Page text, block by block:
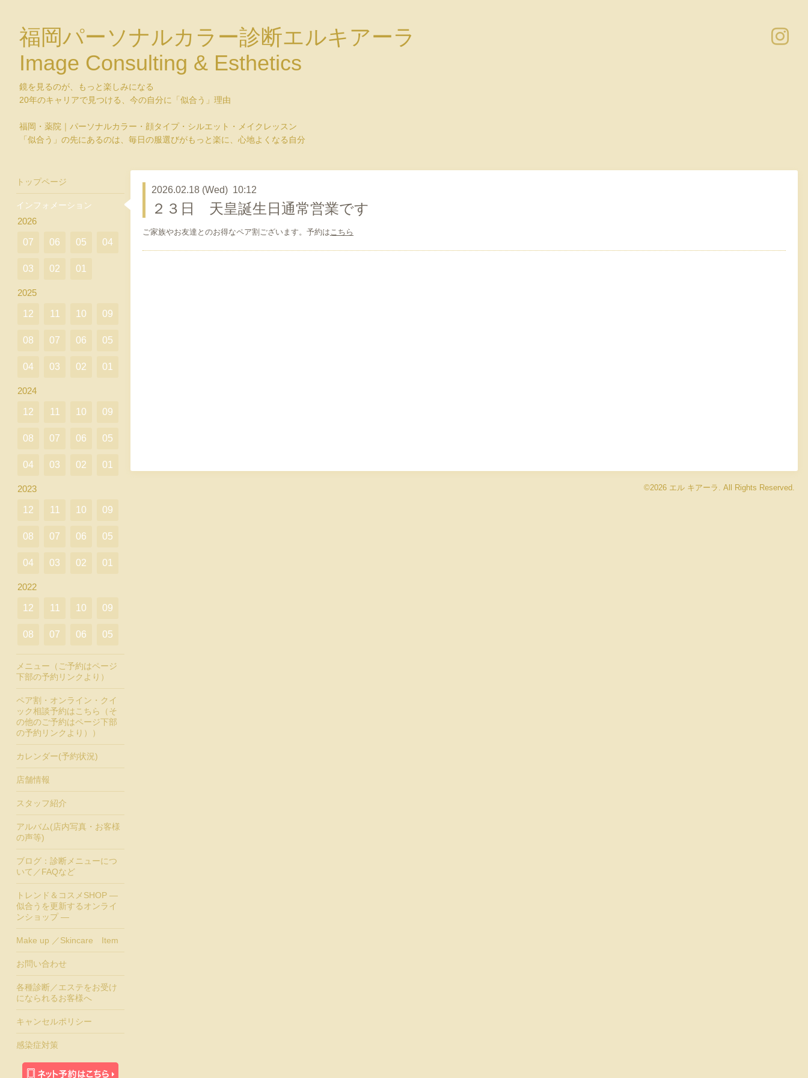
福岡パーソナルカラー診断エルキアーラ
Image Consulting & Esthetics
鏡を見るのが、もっと楽しみになる
20年のキャリアで見つける、今の自分に「似合う」理由
福岡・薬院｜パーソナルカラー・顔タイプ・シルエット・メイクレッスン
「似合う」の先にあるのは、毎日の服選びがもっと楽に、心地よくなる自分
2026.02.18 (Wed) 10:12
２３日 天皇誕生日通常営業です
ご家族やお友達とのお得なペア割ございます。予約はこちら
©2026 エル キアーラ . All Rights Reserved.
トップページ
インフォメーション
2026
07 06 05 04
03 02 01
2025
12 11 10 09
08 07 06 05
04 03 02 01
2024
12 11 10 09
08 07 06 05
04 03 02 01
2023
12 11 10 09
08 07 06 05
04 03 02 01
2022
12 11 10 09
08 07 06 05
メニュー（ご予約はページ
下部の予約リンクより）
ペア割・オンライン・クイ
ック相談予約はこちら（そ
の他のご予約はページ下部
の予約リンクより））
カレンダー(予約状況)
店舗情報
スタッフ紹介
アルバム(店内写真・お客様
の声等)
ブログ：診断メニューにつ
いて／FAQなど
トレンド＆コスメSHOP ―
似合うを更新するオンライ
ンショップ ―
Make up ／Skincare Item
お問い合わせ
各種診断／エステをお受け
になられるお客様へ
キャンセルポリシー
感染症対策